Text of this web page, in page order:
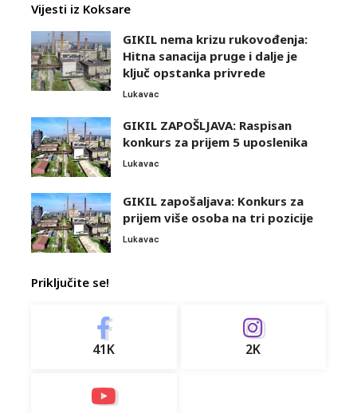
Vijesti iz Koksare
GIKIL nema krizu rukovođenja:
Hitna sanacija pruge i dalje je
ključ opstanka privrede
Lukavac
GIKIL ZAPOŠLJAVA: Raspisan
konkurs za prijem 5 uposlenika
Lukavac
GIKIL zapošaljava: Konkurs za
prijem više osoba na tri pozicije
Lukavac
Priključite se!
41K 2K